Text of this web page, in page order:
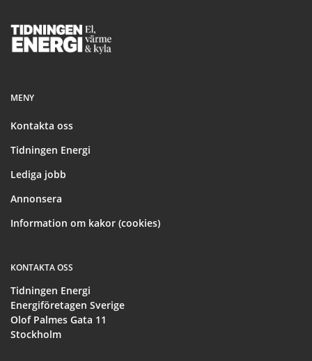
Footer
MENY
Kontakta oss
Tidningen Energi
Lediga jobb
Annonsera
Information om kakor (cookies)
KONTAKTA OSS
Tidningen Energi
Energiföretagen Sverige
Olof Palmes Gata 11
Stockholm